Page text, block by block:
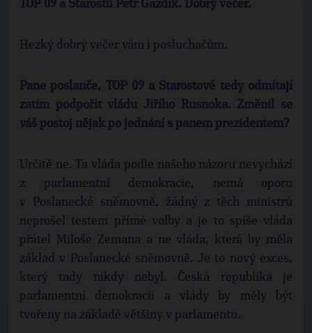
TOP 09 a Starostů Petr Gazdík. Dobrý večer.
Hezký dobrý večer vám i posluchačům.
Pane poslanče, TOP 09 a Starostové tedy odmítají
zatím podpořit vládu Jiřího Rusnoka. Změnil se
váš postoj nějak po jednání s panem prezidentem?
Určitě ne. Ta vláda podle našeho názoru nevychází
z parlamentní demokracie, nemá oporu
v Poslanecké sněmovně, žádný z těch ministrů
neprošel testem přímé volby a je to spíše vláda
přátel Miloše Zemana a ne vláda, která by měla
základ v Poslanecké sněmovně. Je to nový exces,
který tady nikdy nebyl. Česká republika je
parlamentní demokracií a vlády by měly být
tvořeny na základě většiny v parlamentu.